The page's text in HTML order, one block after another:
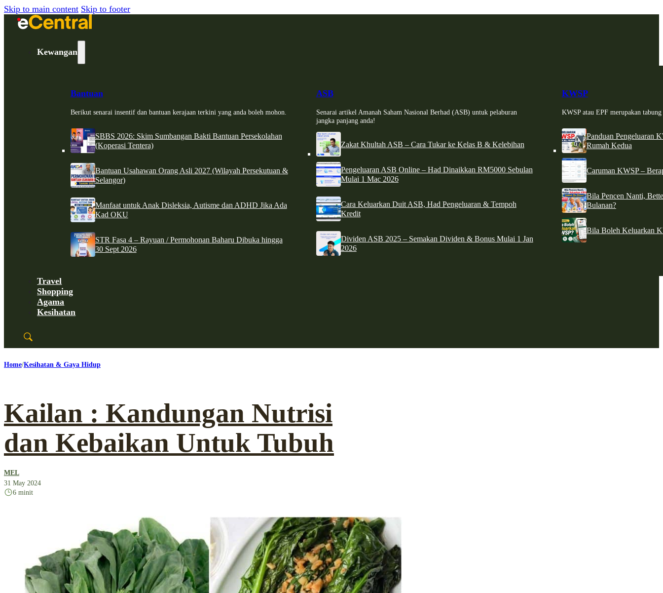
Skip to main content Skip to footer
Kewangan
Bantuan
Berikut senarai insentif dan bantuan kerajaan terkini yang anda boleh mohon.
SBBS 2026: Skim Sumbangan Bakti Bantuan Persekolahan
(Koperasi Tentera)
Bantuan Usahawan Orang Asli 2027 (Wilayah Persekutuan &
Selangor)
Manfaat untuk Anak Disleksia, Autisme dan ADHD Jika Ada
Kad OKU
STR Fasa 4 – Rayuan / Permohonan Baharu Dibuka hingga
30 Sept 2026
ASB
Senarai artikel Amanah Saham Nasional Berhad (ASB) untuk pelaburan
jangka panjang anda!
Zakat Khultah ASB – Cara Tukar ke Kelas B & Kelebihan
Pengeluaran ASB Online – Had Dinaikkan RM5000 Sebulan
Mulai 1 Mac 2026
Cara Keluarkan Duit ASB, Had Pengeluaran & Tempoh
Kredit
Dividen ASB 2025 – Semakan Dividen & Bonus Mulai 1 Jan
2026
KWSP
KWSP atau EPF merupakan
Panduan Pengeluaran
Rumah Kedua
Caruman KWSP –
Bila Pencen Nanti,
Bulanan?
Bila Boleh Keluarkan
Travel
Shopping
Agama
Kesihatan
Home Kesihatan & Gaya Hidup
Kailan : Kandungan Nutrisi
dan Kebaikan Untuk Tubuh
MEL
31 May 2024
6 minit